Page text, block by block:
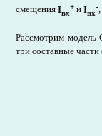
смещения Iвх
+ и Iвх
-
Рассмотрим модель
три составные